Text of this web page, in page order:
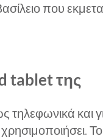
που
tablet της
τηλεφωνικά και